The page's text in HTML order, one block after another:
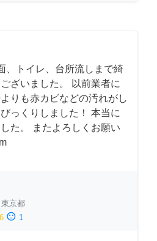
、トイレ、台所流しまで綺
ざいました。 以前業者に
りも赤カビなどの汚れがし
っくりしました！ 本当に
た。 またよろしくお願い
東京都
sentiment_dissatisfied 1